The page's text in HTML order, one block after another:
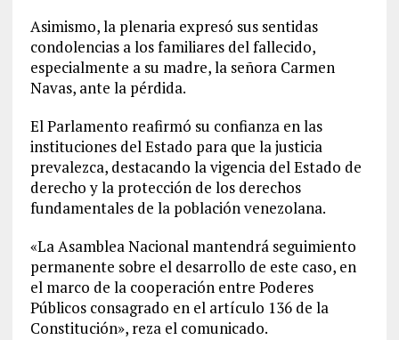
Asimismo, la plenaria expresó sus sentidas
condolencias a los familiares del fallecido,
especialmente a su madre, la señora Carmen
Navas, ante la pérdida.
El Parlamento reafirmó su confianza en las
instituciones del Estado para que la justicia
prevalezca, destacando la vigencia del Estado de
derecho y la protección de los derechos
fundamentales de la población venezolana.
«La Asamblea Nacional mantendrá seguimiento
permanente sobre el desarrollo de este caso, en
el marco de la cooperación entre Poderes
Públicos consagrado en el artículo 136 de la
Constitución», reza el comunicado.